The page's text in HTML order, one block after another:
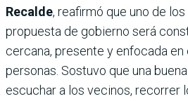
Recalde, reafirmó que uno de
propuesta de gobierno será
cercana, presente y enfocada en
personas. Sostuvo que una
escuchar a los vecinos, recorrer